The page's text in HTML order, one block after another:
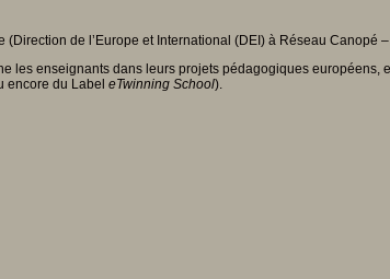
de l’Europe et International (DEI) à Réseau Canopé
les enseignants dans leurs projets pédagogiques
encore du Label eTwinning School).